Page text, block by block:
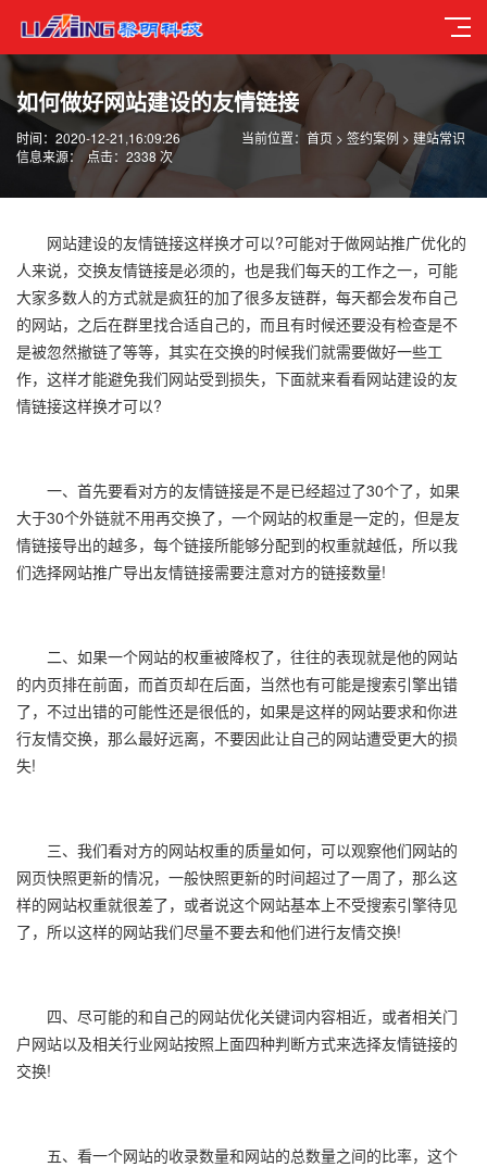
如何做好网站建设的友情链接
当前位置： 首页 > 签约案例 > 建站常识
时间：2020-12-21,16:09:26
信息来源： 点击：2338 次
网站建设的友情链接这样换才可以?可能对于做网站推广优化的
人来说，交换友情链接是必须的，也是我们每天的工作之一，可能
大家多数人的方式就是疯狂的加了很多友链群，每天都会发布自己
的网站，之后在群里找合适自己的，而且有时候还要没有检查是不
是被忽然撤链了等等，其实在交换的时候我们就需要做好一些工
作，这样才能避免我们网站受到损失，下面就来看看网站建设的友
情链接这样换才可以?
一、首先要看对方的友情链接是不是已经超过了30个了，如果
大于30个外链就不用再交换了，一个网站的权重是一定的，但是友
情链接导出的越多，每个链接所能够分配到的权重就越低，所以我
们选择网站推广导出友情链接需要注意对方的链接数量!
二、如果一个网站的权重被降权了，往往的表现就是他的网站
的内页排在前面，而首页却在后面，当然也有可能是搜索引擎出错
了，不过出错的可能性还是很低的，如果是这样的网站要求和你进
行友情交换，那么最好远离，不要因此让自己的网站遭受更大的损
失!
三、我们看对方的网站权重的质量如何，可以观察他们网站的
网页快照更新的情况，一般快照更新的时间超过了一周了，那么这
样的网站权重就很差了，或者说这个网站基本上不受搜索引擎待见
了，所以这样的网站我们尽量不要去和他们进行友情交换!
四、尽可能的和自己的网站优化关键词内容相近，或者相关门
户网站以及相关行业网站按照上面四种判断方式来选择友情链接的
交换!
五、看一个网站的收录数量和网站的总数量之间的比率，这个